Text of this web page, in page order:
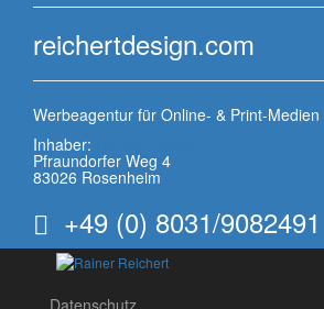
reichertdesign.com
Werbeagentur für Online- & Print-Medien
Inhaber:
Pfraundorfer Weg 4
83026 Rosenheim
+49 (0) 8031/9082491